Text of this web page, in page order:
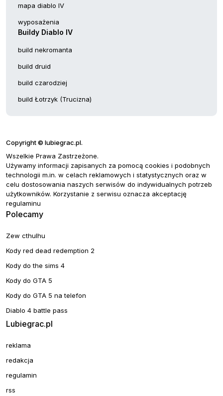
mapa diablo IV
wyposażenia
Buildy Diablo IV
build nekromanta
build druid
build czarodziej
build Łotrzyk (Trucizna)
Copyright © lubiegrac.pl.
Wszelkie Prawa Zastrzeżone.
Używamy informacji zapisanych za pomocą cookies i podobnych
technologii m.in. w celach reklamowych i statystycznych oraz w
celu dostosowania naszych serwisów do indywidualnych potrzeb
użytkowników. Korzystanie z serwisu oznacza akceptację
regulaminu
Polecamy
Zew cthulhu
Kody red dead redemption 2
Kody do the sims 4
Kody do GTA 5
Kody do GTA 5 na telefon
Diablo 4 battle pass
Lubiegrac.pl
reklama
redakcja
regulamin
rss